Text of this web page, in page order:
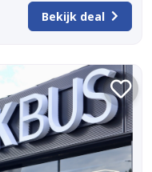
Bekijk deal